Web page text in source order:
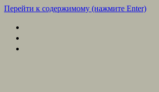
Перейти к содержимому (нажмите Enter)